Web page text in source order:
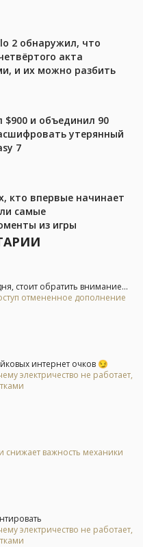
2 обнаружил, что
акта
и их можно разбить
$900 и объединил 90
утерянный
7
кто впервые начинает
самые
из игры
стоит обратить внимание...
отмененное дополнение
интернет очков 😏
электричество не работает,
снижает важность механики
электричество не работает,